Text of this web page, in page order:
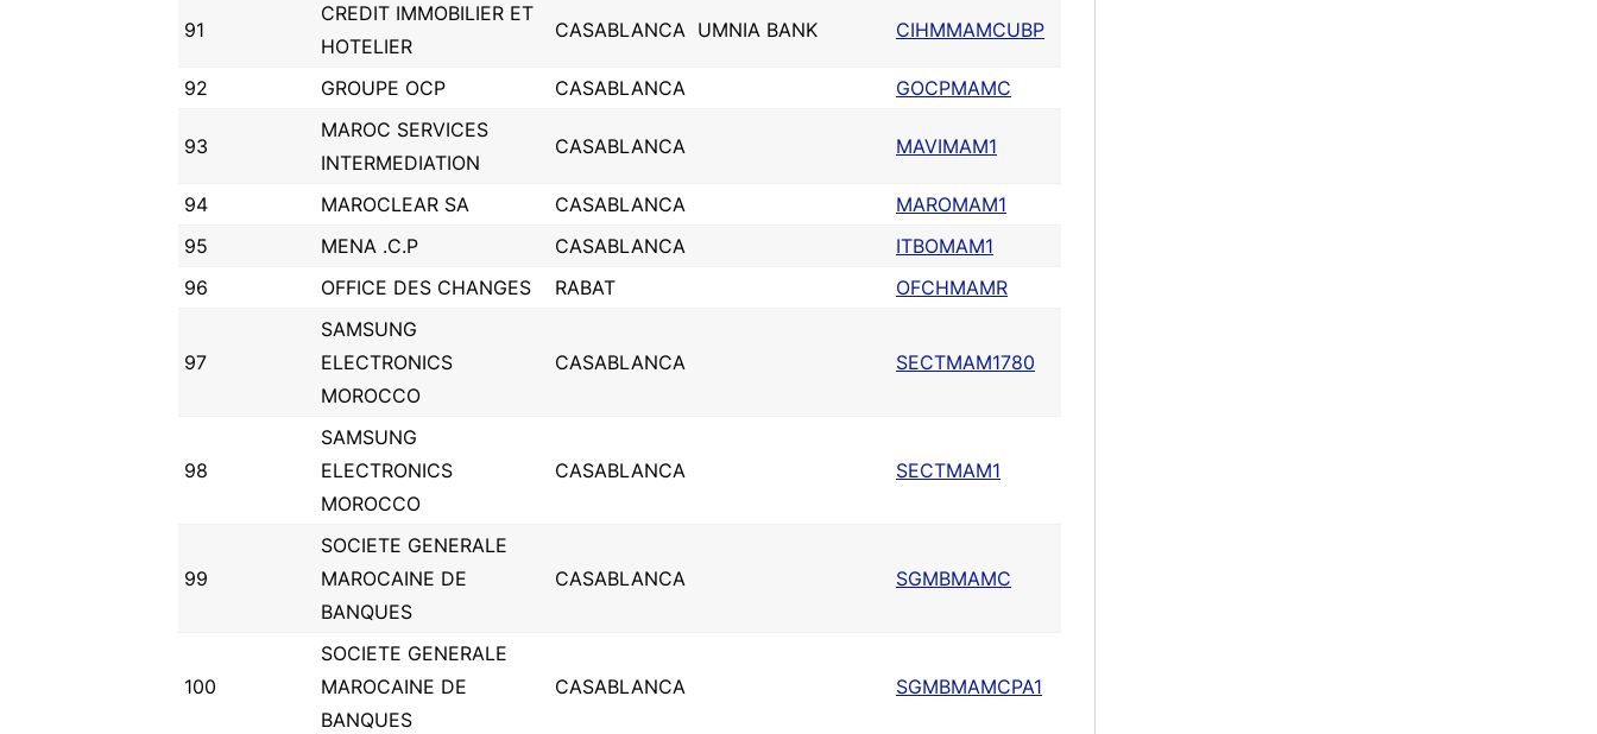
91
CREDIT IMMOBILIER ET
HOTELIER
CASABLANCA UMNIA BANK CIHMMAMCUBP
92 GROUPE OCP CASABLANCA GOCPMAMC
93
MAROC SERVICES
INTERMEDIATION
CASABLANCA MAVIMAM1
94 MAROCLEAR SA CASABLANCA
MAROMAM1
95
MENA .C.P CASABLANCA
ITBOMAM1
96
OFFICE DES CHANGES RABAT OFCHMAMR
97
SAMSUNG
ELECTRONICS
MOROCCO
CASABLANCA SECTMAM1780
98
SAMSUNG
ELECTRONICS
MOROCCO
CASABLANCA SECTMAM1
99
SOCIETE GENERALE
MAROCAINE DE
BANQUES
CASABLANCA SGMBMAMC
100
SOCIETE GENERALE
MAROCAINE DE
BANQUES
CASABLANCA SGMBMAMCPA1